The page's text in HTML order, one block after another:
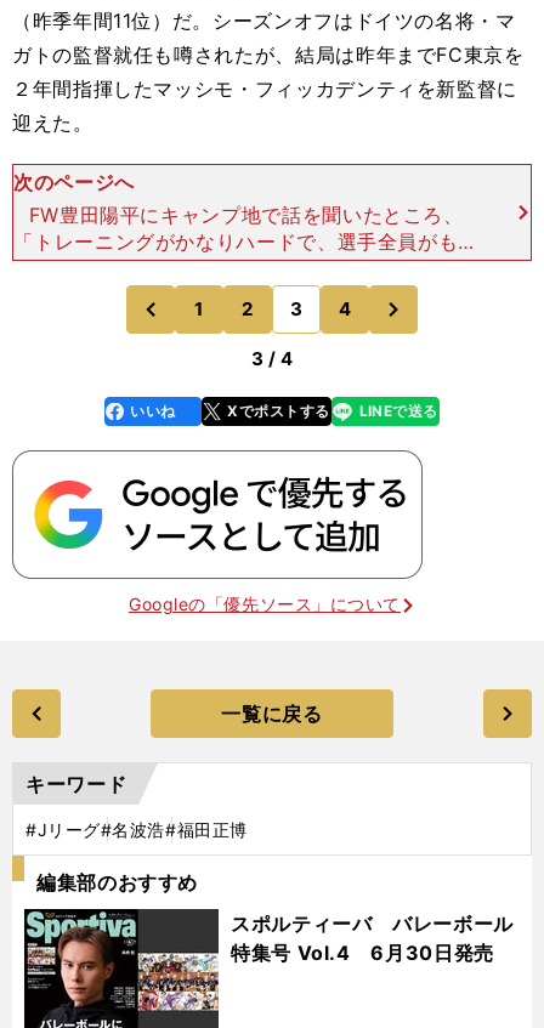
（昨季年間11位）だ。シーズンオフはドイツの名将・マ
ガトの監督就任も噂されたが、結局は昨年までFC東京を
２年間指揮したマッシモ・フィッカデンティを新監督に
迎えた。
次のページへ
FW豊田陽平にキャンプ地で話を聞いたところ、
「トレーニングがかなりハードで、選手全員がもの
すごく走りこんでいます。うちは今年、相当やりま
すよ」と自信をみなぎらせていた。攻撃の中心は今
年も豊田で間違いな
前
のページへ
1 2 3 4
のページへ
3 / 4
faceboo
k
いいね Xでポストする
line LINEで送る
Googleの「優先ソース」について
一覧に戻る
キーワード
#Jリーグ#名波浩#福田正博
編集部のおすすめ
スポルティーバ バレーボール
特集号 Vol.4 6月30日発売